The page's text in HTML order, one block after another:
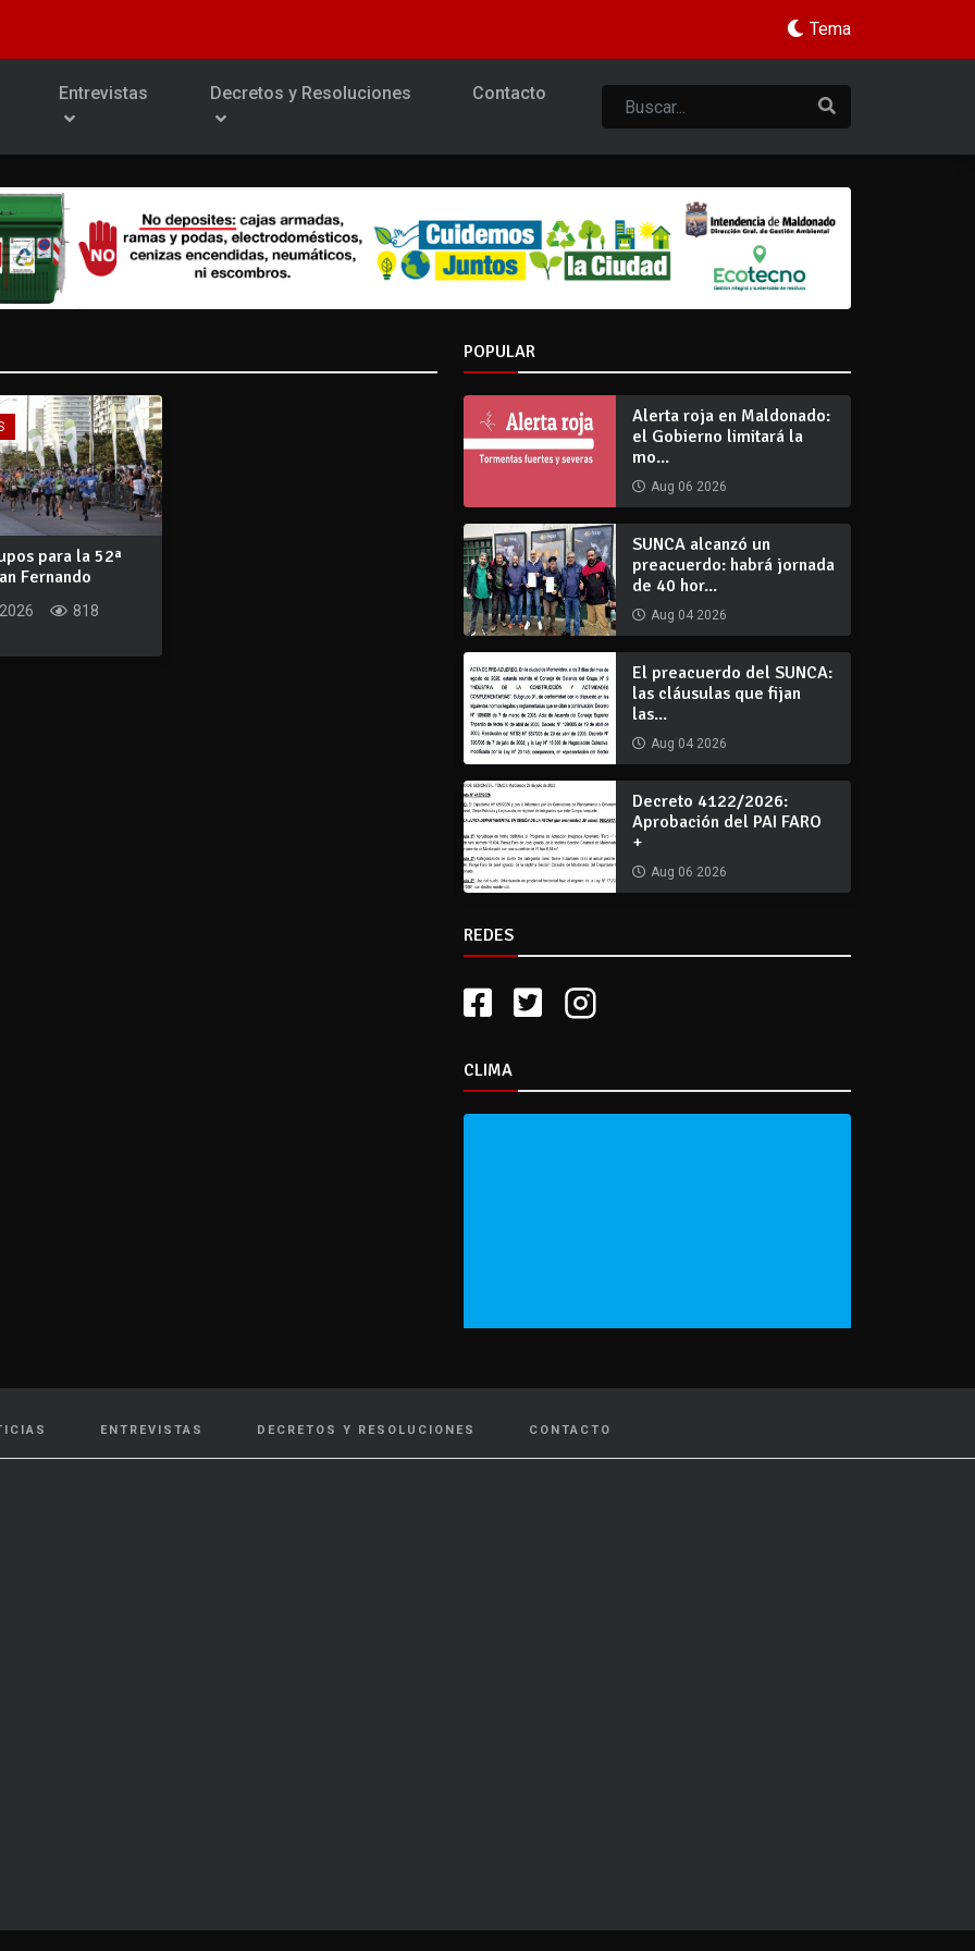
Tema
Entrevistas Decretos y Resoluciones Contacto
para la 52ª
Fernando
818
POPULAR
Alerta roja en Maldonado:
el Gobierno limitará la
mo...
Aug 06 2026
SUNCA alcanzó un
preacuerdo: habrá jornada
de 40 hor...
Aug 04 2026
El preacuerdo del SUNCA:
las cláusulas que fijan
las...
Aug 04 2026
Decreto 4122/2026:
Aprobación del PAI FARO
+
Aug 06 2026
REDES
CLIMA
ENTREVISTAS DECRETOS Y RESOLUCIONES CONTACTO